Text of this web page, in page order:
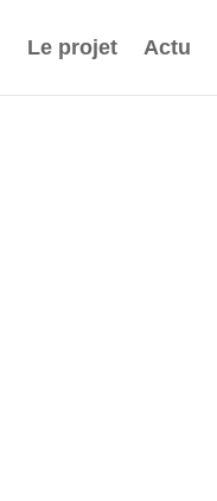
Le projet Actu